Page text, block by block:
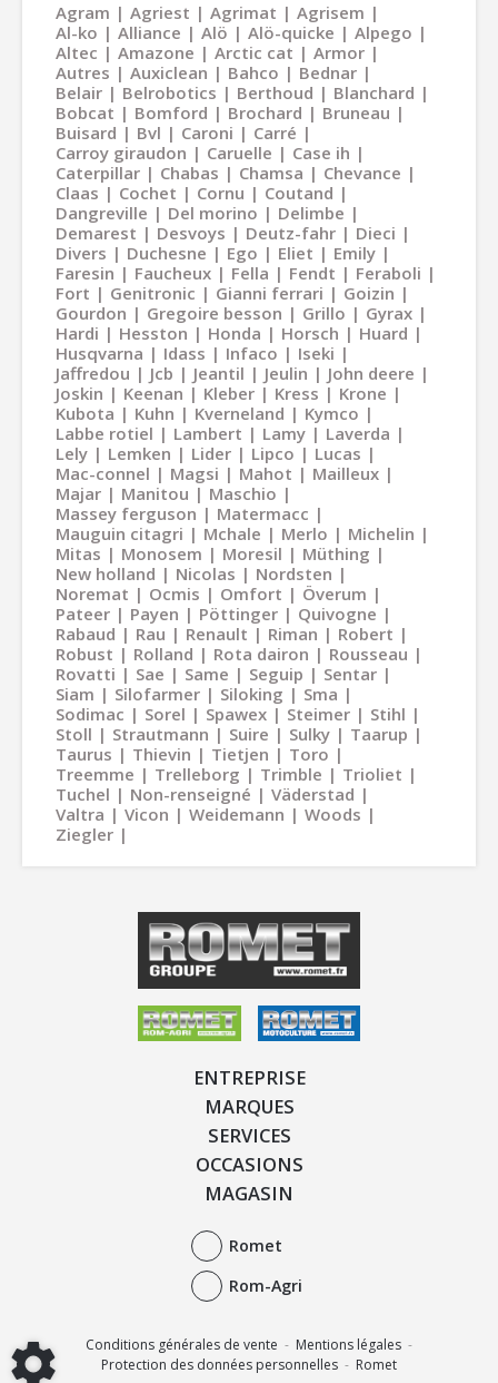
Agram Agriest Agrimat
Agrisem
Al-ko
Alliance Alö Alö-quicke
Alpego
Altec
Amazone Arctic cat
Armor
Autres
Auxiclean Bahco
Bednar
Belair
Belrobotics Berthoud
Blanchard
Bobcat
Bomford Brochard
Bruneau
Buisard
Bvl Caroni
Carré
Carroy giraudon
Caruelle
Case ih
Caterpillar
Chabas Chamsa
Chevance
Claas
Cochet Cornu
Coutand
Dangreville
Del morino
Delimbe
Demarest
Desvoys Deutz-fahr
Dieci
Divers
Duchesne Ego Eliet
Emily
Faresin
Faucheux Fella Fendt
Feraboli
Fort
Genitronic Gianni ferrari
Goizin
Gourdon
Gregoire besson Grillo
Gyrax
Hardi
Hesston Honda Horsch
Huard
Husqvarna
Idass Infaco
Iseki
Jaffredou
Jcb Jeantil Jeulin
John deere
Joskin
Keenan Kleber Kress
Krone
Kubota
Kuhn Kverneland
Kymco
Labbe rotiel
Lambert Lamy
Laverda
Lely
Lemken Lider Lipco
Lucas
Mac-connel
Magsi Mahot
Mailleux
Majar
Manitou
Maschio
Massey ferguson
Matermacc
Mauguin citagri
Mchale Merlo
Michelin
Mitas
Monosem Moresil
Müthing
New holland
Nicolas
Nordsten
Noremat
Ocmis Omfort
Överum
Pateer
Payen Pöttinger
Quivogne
Rabaud
Rau Renault Riman
Robert
Robust
Rolland Rota dairon
Rousseau
Rovatti
Sae Same Seguip
Sentar
Siam
Silofarmer Siloking
Sma
Sodimac
Sorel Spawex Steimer
Stihl
Stoll
Strautmann Suire Sulky
Taarup
Taurus
Thievin Tietjen
Toro
Treemme
Trelleborg Trimble
Trioliet
Tuchel
Non-renseigné
Väderstad
Valtra
Vicon Weidemann
Woods
Ziegler
ENTREPRISE
MARQUES
SERVICES
OCCASIONS
MAGASIN
Romet
Rom-Agri
Conditions générales de vente - Mentions légales -
Protection des données personnelles - Romet